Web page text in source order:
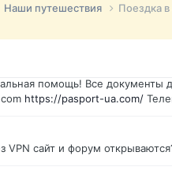
Наши путешествия Поездка
ситуацию и возникла
помощь! Все документы
https://pasport-ua.com/
VPN сайт и форум